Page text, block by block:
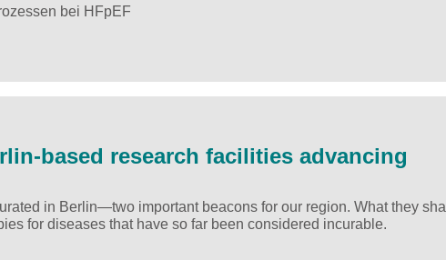
bei HFpEF
based research facilities advancing
in Berlin—two important beacons for our region. What they
for diseases that have so far been considered incurable.